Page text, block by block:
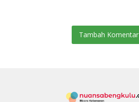
Tambah Komentar